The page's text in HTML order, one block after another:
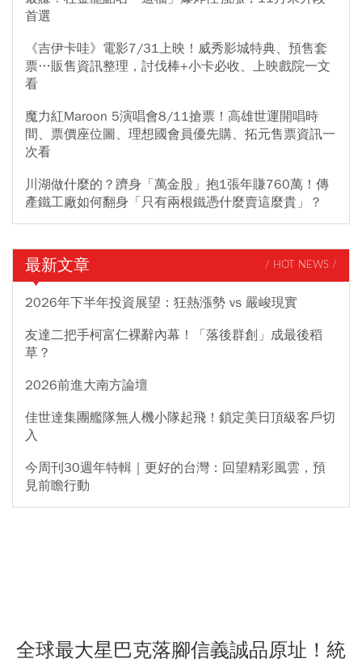
首選
《吉伊卡哇》電影7/31上映！威秀影城特典、預售套
票…販售資訊整理，討伐棒+小卡必收、上映戲院一文
看
魔力紅Maroon 5演唱會8/11搶票！高雄世運開唱時
間、票價座位圖、理想國會員優先購、拓元售票資訊一
次看
川湖做什麼的？躋身「萬金股」抱1張年賺760萬！傳
產鐵工廠如何翻身「只有兩根鐵憑什麼賣這麼貴」？
最新文章 / HOT NEWS /
2026年下半年投資展望：狂熱漲勢 vs 嚴峻現實
友達二把手柯富仁裸辭內幕！「落後群創」成最後稻
草？
2026前進大南方論壇
佳世達集團艦隊無人機小隊起飛！鎖定美日頂級客戶切
入
今周刊30週年特輯｜更好的台灣：回望精彩風雲，預
見前瞻行動
全球最大星巴克落腳信義誠品原址！統